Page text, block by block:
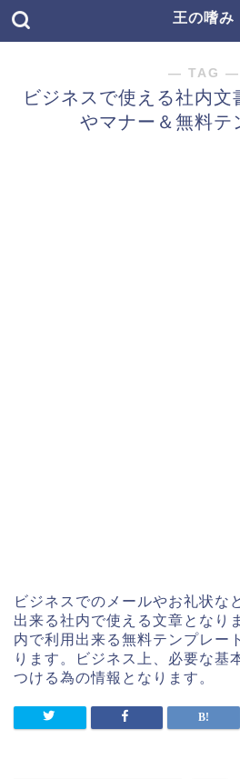
王の嗜み
― TAG ―
ビジネスで使える社内
やマナー＆無料テ
ビジネスでのメールやお礼状な
出来る社内で使える文章となり
内で利用出来る無料テンプレー
ります。ビジネス上、必要な基
つける為の情報となります。